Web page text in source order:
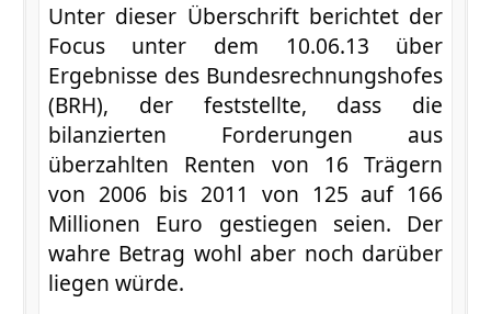
Unter dieser Überschrift berichtet der
Focus unter dem 10.06.13 über
Ergebnisse des Bundesrechnungshofes
(BRH), der feststellte, dass die
bilanzierten Forderungen aus
überzahlten Renten von 16 Trägern
von 2006 bis 2011 von 125 auf 166
Millionen Euro gestiegen seien. Der
wahre Betrag wohl aber noch darüber
liegen würde.